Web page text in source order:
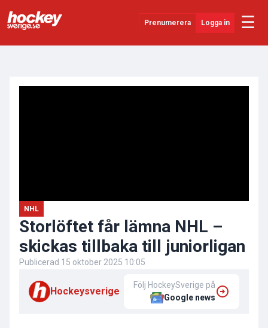
Prenumerera Logga in ☰
NHL
Storlöftet får lämna NHL –
skickas tillbaka till juniorligan
Publicerad 15 oktober 2025 10:05
Hockeysverige
Följ HockeySverige på
Google news